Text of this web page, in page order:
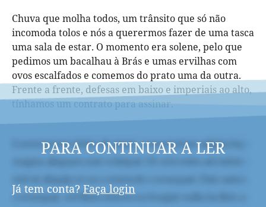
Chuva que molha todos, um trânsito que só não
incomoda tolos e nós a querermos fazer de uma tasca
uma sala de estar. O momento era solene, pelo que
pedimos um bacalhau à Brás e umas ervilhas com
ovos escalfados e comemos do prato uma da outra.
Frente a frente, defesas em baixo e imperiais ao alto,
tínhamos um contrato para assinar.
PARA CONTINUAR A LER
Já tem conta? Faça login